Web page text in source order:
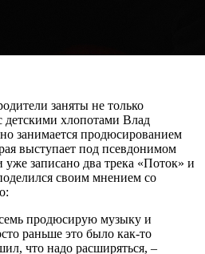
заняты не только
хлопотами Влад
занимается продюсированием
выступает под псевдонимом
записано два трека «Поток» и
своим мнением со
продюсирую музыку и
раньше это было как-то
что надо расширяться, –